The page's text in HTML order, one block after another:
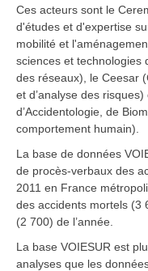
Ces acteurs sont le
d'études et d'expertise
mobilité et
sciences et technologies
des réseaux), le Ceesar
et d’analyse des
d’Accidentologie, de
comportement humain).
La base de données
de procès-verbaux des
2011 en France
des accidents mortels (3
(2 700) de l’année.
La base VOIESUR est
analyses que les